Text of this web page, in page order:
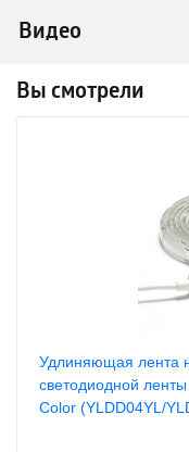
Видео
Вы смотрели
Удлиняющая лента
светодиодной
Color (YLDD04YL/